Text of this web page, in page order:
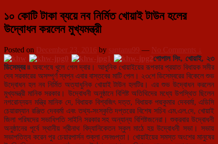
১০ কোটি টাকা ব্যয়ে নব নির্মিত খোয়াই টাউন হলের
উদ্বোধন করলেন মুখ্যমন্ত্রী
Posted on December 23, 2016 by santanu99 — No Comments ↓
গোপাল সিং, খোয়াই, ২৩
ডিসেম্বর ৷৷ অবশেষে খুলে গেল দ্বার। আধুনিক খোয়াইয়ের রূপকার প্রয়াত বিধায়ক সমীর
দেব সরকারের অসম্পূর্ণ স্বপ্ন এবার বাস্তবের মাটি পেল। ২৩শে ডিসেম্বরের বিকেলে শুভ
উদ্বোধন হল নব নির্মিত অত্যাধুনিক খোয়াই টাউন হলটির। এর শুভ উদ্বোধন করলেন
মুখ্যমন্ত্রী মানিক সরকার। উদ্বোধনী অনুষ্ঠানে বিশিষ্ট অতিথিদের মধ্যে উপস্থিত ছিলেন
নগরোন্নয়ন মন্ত্রি মানিক দে, বিধায়ক বিশ্বজিৎ দত্ত, বিধায়ক পদ্মকুমার দেববর্মা, এডিসি
চেয়ারম্যান রঞ্জিত দেববর্মা এবং তথ্য-সংস্কৃতি দপ্তরের বিশেষ সচিব এম.এল.দে, খোয়াই
জিলা পরিষদের সভাধিপতি সাইনি সরকার সহ অন্যান্য বিশিষ্টজনেরা। শুক্রবার উদ্বোধনী
অনুষ্ঠানের পূর্বে স্থানীয় শ্রীনাথ বিদ্যানিকেতন স্কুল মাঠে হয় উদ্বোধনী সভা। সভায়
সভাপতিত্ব করেন পুর চেয়ারপার্সন শুক্লা সেনগুপ্তা। খোয়াইয়ের সমস্ত অংশের মানুষের